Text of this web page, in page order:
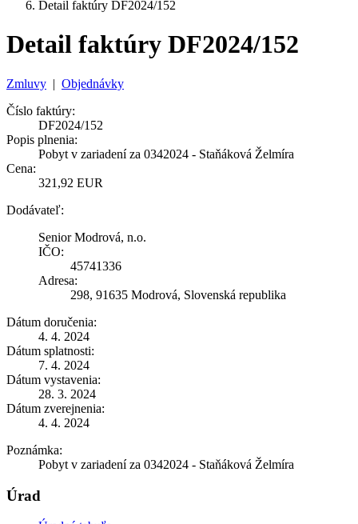
Detail faktúry DF2024/152
Detail faktúry DF2024/152
Zmluvy | Objednávky
Číslo faktúry:
DF2024/152
Popis plnenia:
Pobyt v zariadení za 0342024 - Staňáková Želmíra
Cena:
321,92 EUR
Dodávateľ:
Senior Modrová, n.o.
IČO:
45741336
Adresa:
298, 91635 Modrová, Slovenská republika
Dátum doručenia:
4. 4. 2024
Dátum splatnosti:
7. 4. 2024
Dátum vystavenia:
28. 3. 2024
Dátum zverejnenia:
4. 4. 2024
Poznámka:
Pobyt v zariadení za 0342024 - Staňáková Želmíra
Úrad